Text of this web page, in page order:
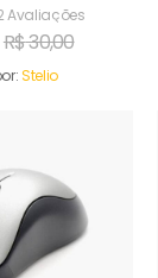
Avaliações
R$30,00
Stelio